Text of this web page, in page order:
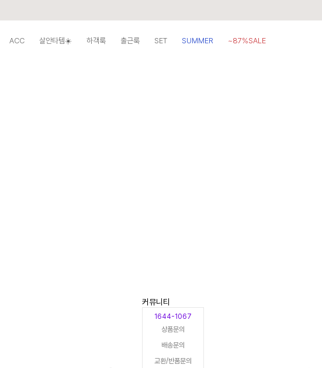
ACC 살안타템☀️ 하객룩 출근룩 SET SUMMER
~87%SALE
커뮤니티
1644-1067
상품문의
배송문의
교환/반품문의